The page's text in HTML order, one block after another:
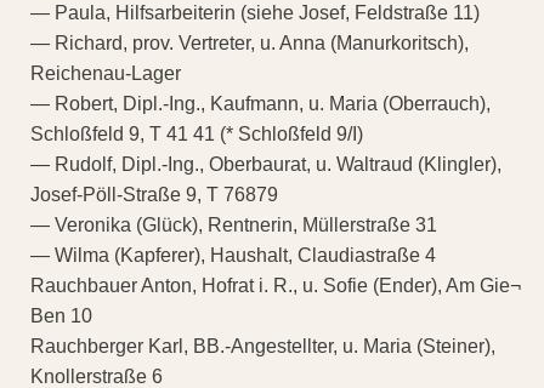
— Paula, Hilfsarbeiterin (siehe Josef, Feldstraße 11)
— Richard, prov. Vertreter, u. Anna (Manurkoritsch),
Reichenau-Lager
— Robert, Dipl.-Ing., Kaufmann, u. Maria (Oberrauch),
Schloßfeld 9, T 41 41 (* Schloßfeld 9/I)
— Rudolf, Dipl.-Ing., Oberbaurat, u. Waltraud (Klingler),
Josef-Pöll-Straße 9, T 76879
— Veronika (Glück), Rentnerin, Müllerstraße 31
— Wilma (Kapferer), Haushalt, Claudiastraße 4
Rauchbauer Anton, Hofrat i. R., u. Sofie (Ender), Am Gie¬
Ben 10
Rauchberger Karl, BB.-Angestellter, u. Maria (Steiner),
Knollerstraße 6